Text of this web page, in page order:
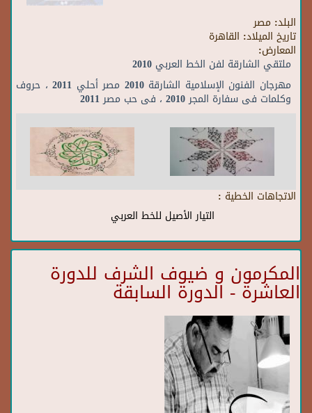
البلد: مصر
تاريخ الميلاد: القاهرة
المعارض:
ملتقي الشارقة لفن الخط العربي 2010
مهرجان الفنون الإسلامية الشارقة 2010 مصر أحلي 2011 ، حروف
وكلمات فى سفارة المجر 2010 ، فى حب مصر 2011
الاتجاهات الخطية :
التيار الأصيل للخط العربي
المكرمون و ضيوف الشرف للدورة
العاشرة - الدورة السابقة